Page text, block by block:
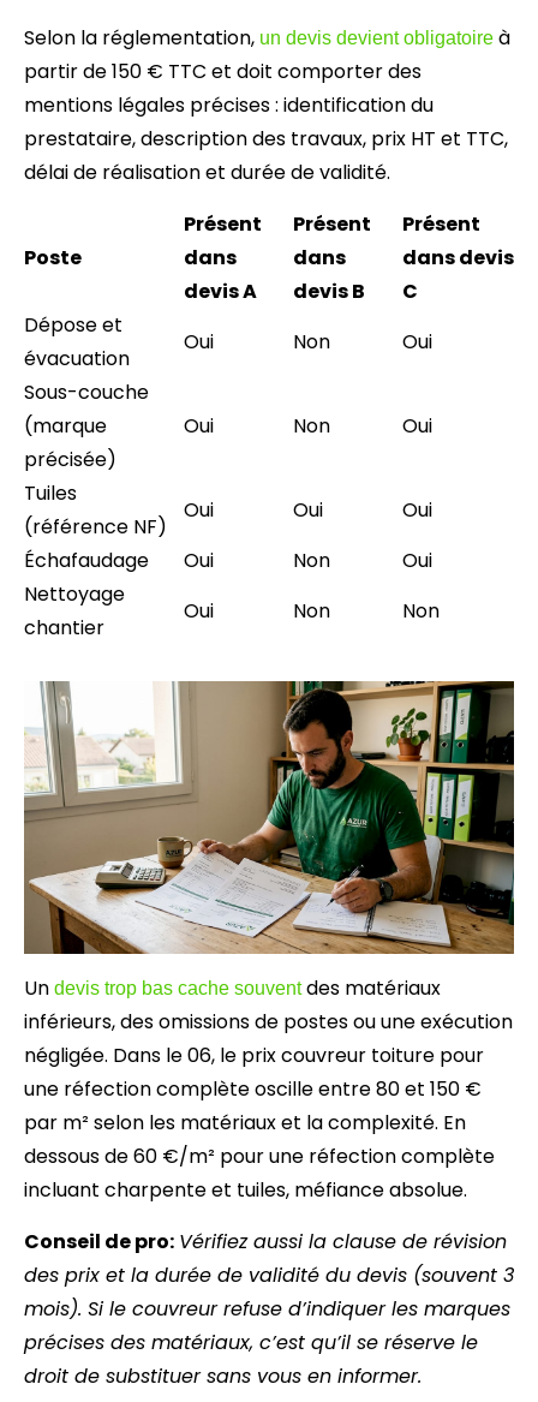
Selon la réglementation, un devis devient obligatoire à
partir de 150 € TTC et doit comporter des
mentions légales précises : identification du
prestataire, description des travaux, prix HT et TTC,
délai de réalisation et durée de validité.
Poste
Présent
dans
devis A
Présent
dans
devis B
Présent
dans devis
C
Dépose et
évacuation
Oui Non
Oui
Sous-couche
(marque
précisée)
Oui Non Oui
Tuiles
(référence NF)
Oui Oui
Oui
Échafaudage
Oui Non
Oui
Nettoyage
chantier
Oui Non Non
Un devis trop bas cache souventdes matériaux
inférieurs, des omissions de postes ou une exécution
négligée. Dans le 06, le prix couvreur toiture pour
une réfection complète oscille entre 80 et 150 €
par m² selon les matériaux et la complexité. En
dessous de 60 €/m² pour une réfection complète
incluant charpente et tuiles, méfiance absolue.
Conseil de pro: Vérifiez aussi la clause de révision
des prix et la durée de validité du devis (souvent 3
mois). Si le couvreur refuse d’indiquer les marques
précises des matériaux, c’est qu’il se réserve le
droit de substituer sans vous en informer.